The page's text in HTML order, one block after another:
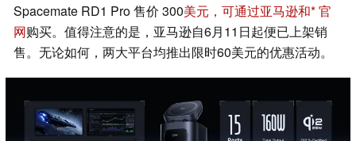
Spacemate RD1 Pro 售价 300美元，可通过亚马逊和 官
网购买。值得注意的是，亚马逊自6月11日起便已上架销
售。无论如何，两大平台均推出限时60美元的优惠活动。